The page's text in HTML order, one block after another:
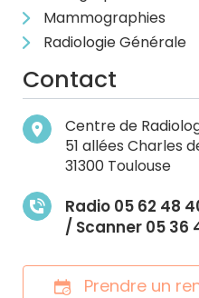
Mammographies
Radiologie Générale
Contact
Centre de
51 allées Charles
31300 Toulouse
Radio 05 62 48
/ Scanner 05 36
Prendre un